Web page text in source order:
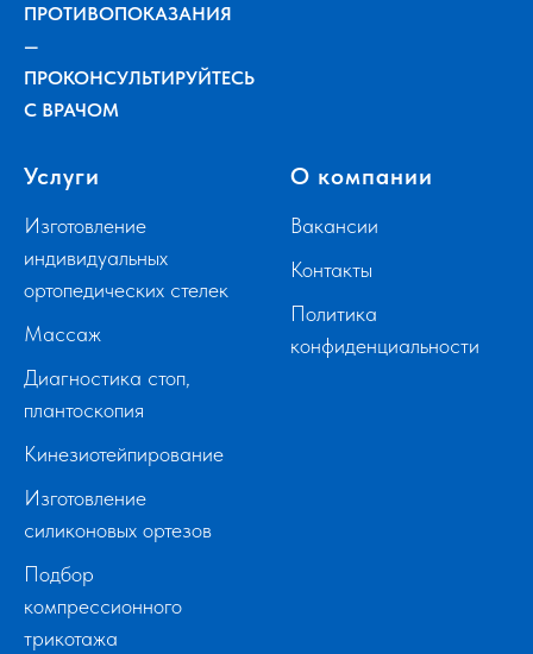
ПРОТИВОПОКАЗАНИЯ
—
ПРОКОНСУЛЬТИРУЙТЕСЬ
С ВРАЧОМ
Услуги
Изготовление
индивидуальных
ортопедических стелек
Массаж
Диагностика стоп,
плантоскопия
Кинезиотейпирование
Изготовление
силиконовых ортезов
Подбор
компрессионного
трикотажа
О компании
Вакансии
Контакты
Политика
конфиденциальности